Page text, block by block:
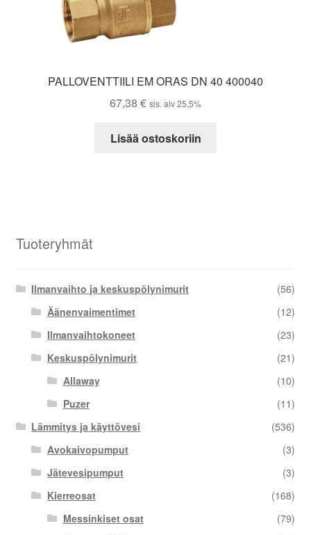
PALLOVENTTIILI EM ORAS DN 40 400040
67,38 € sis. alv 25,5%
Lisää ostoskoriin
Tuoteryhmät
Ilmanvaihto ja keskuspölynimurit
(56)
Äänenvaimentimet
(12)
Ilmanvaihtokoneet
(23)
Keskuspölynimurit
(21)
Allaway
(10)
Puzer
(11)
Lämmitys ja käyttövesi
(536)
Avokaivopumput
(3)
Jätevesipumput
(3)
Kierreosat
(168)
Messinkiset osat
(79)